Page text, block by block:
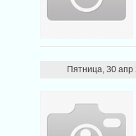
Пятница, 30 апр